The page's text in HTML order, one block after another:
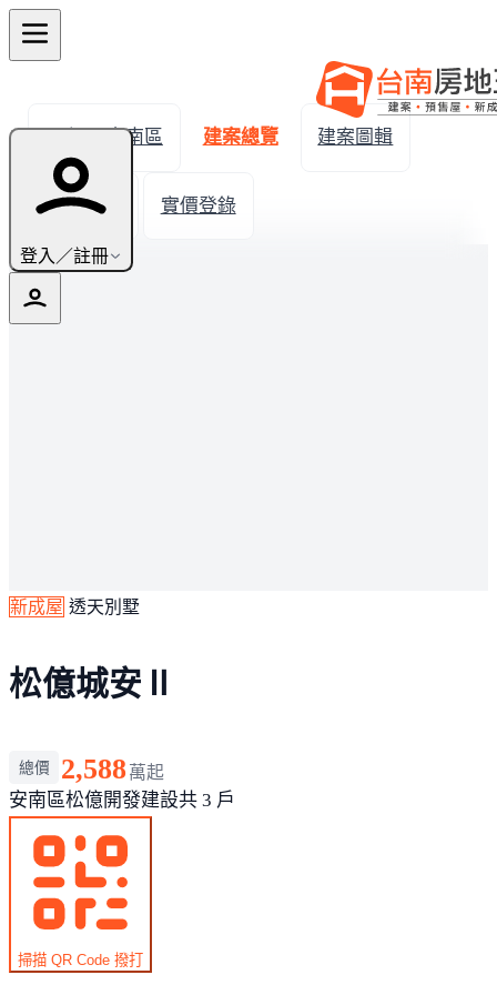
登入／註冊
← 返回安南區 建案總覽 建案圖輯
生活機能 實價登錄
新成屋 透天別墅
松億城安Ⅱ
總價 2,588萬起
安南區松億開發建設共 3 戶
掃描 QR Code 撥打